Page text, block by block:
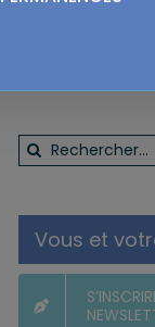
Rechercher:
Vous et